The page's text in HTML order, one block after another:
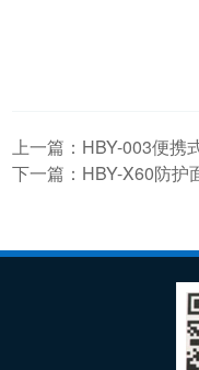
上一篇： HBY-003便携
下一篇： HBY-X60防护